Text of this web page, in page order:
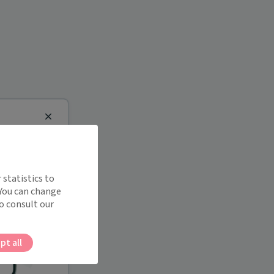
Close
statistics to
can change
consult our
all